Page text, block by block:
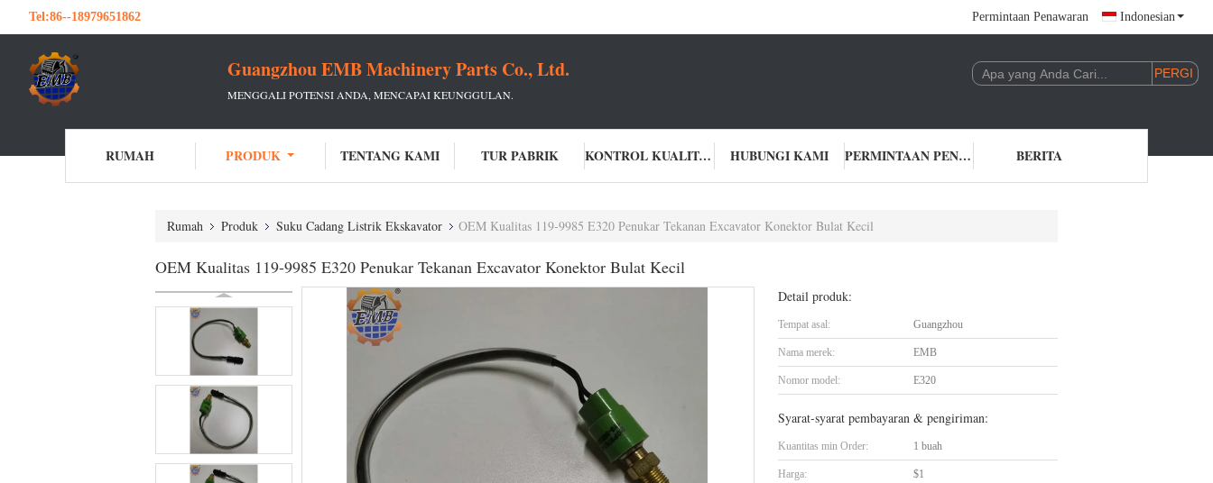
Tel:86--18979651862 Permintaan Penawaran Indonesian
Guangzhou EMB Machinery Parts Co., Ltd.
MENGGALI POTENSI ANDA, MENCAPAI KEUNGGULAN.
RUMAH PRODUK TENTANG KAMI TUR PABRIK KONTROL KUALITAS HUBUNGI KAMI PERMINTAAN PENAWARAN BERITA
Rumah Produk Suku Cadang Listrik Ekskavator OEM Kualitas 119-9985 E320 Penukar Tekanan Excavator Konektor Bulat Kecil
OEM Kualitas 119-9985 E320 Penukar Tekanan Excavator Konektor Bulat Kecil
Detail produk:
Tempat asal: Guangzhou
Nama merek: EMB
Nomor model: E320
Syarat-syarat pembayaran & pengiriman:
Kuantitas min Order: 1 buah
Harga: $1